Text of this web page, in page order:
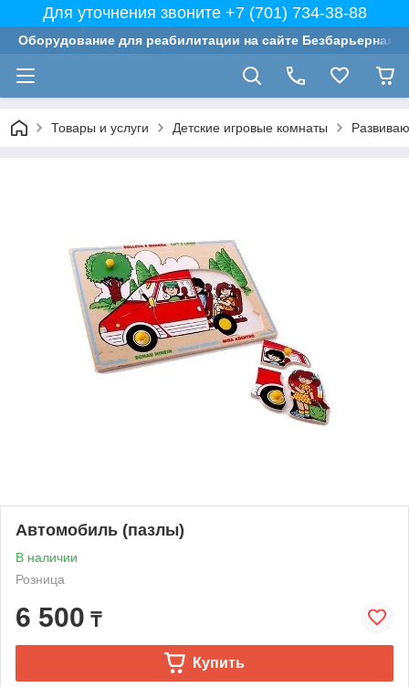
Для уточнения звоните +7 (701) 734-38-88
Оборудование для реабилитации на сайте Безбарьерная
Товары и услуги Детские игровые комнаты
Автомобиль (пазлы)
В наличии
Розница
6 500 ₸
Купить